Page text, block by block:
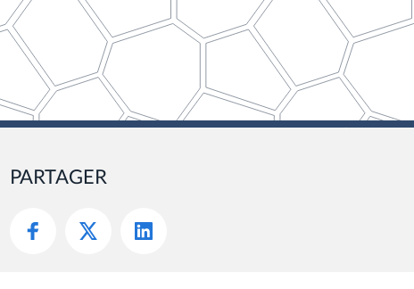
PARTAGER